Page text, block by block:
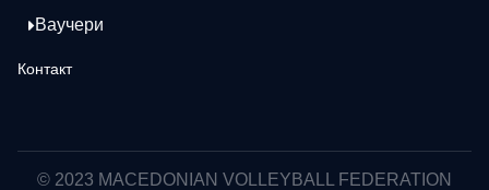
Ваучери
Контакт
© 2023 MACEDONIAN VOLLEYBALL FEDERATION